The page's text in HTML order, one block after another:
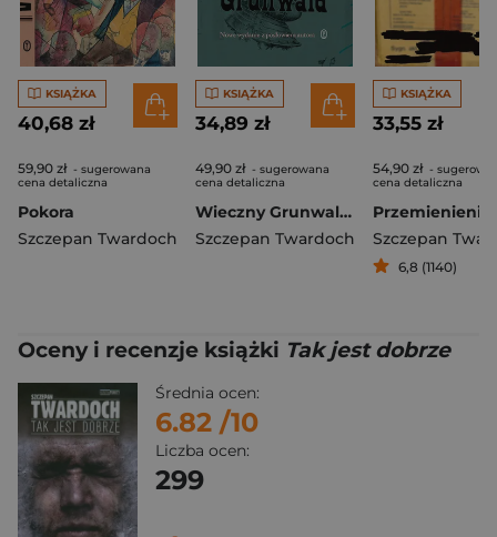
KSIĄŻKA
40,68 zł
59,90 zł - sugerowana
cena detaliczna
Pokora
Szczepan Twardoch
KSIĄŻKA
34,89 zł
49,90 zł - sugerowana
cena detaliczna
Wieczny Grunwald wyd. 3
Szczepan Twardoch
KSIĄŻKA
33,55 zł
54,90 zł -
cena detaliczna
Przemienienie
Szczepan
6,8 (1140)
Oceny i recenzje książki Tak jest dobrze
Średnia ocen:
6.82 /10
Liczba ocen:
299